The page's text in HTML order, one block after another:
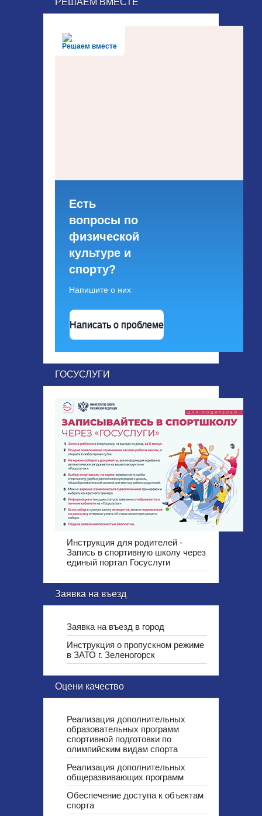
РЕШАЕМ ВМЕСТЕ
Решаем вместе
Есть
вопросы по
физической
культуре и
спорту?
Напишите о них
Написать о проблеме
ГОСУСЛУГИ
Инструкция для родителей -
Запись в спортивную школу через
единый портал Госуслуги
Заявка на въезд
Заявка на въезд в город
Инструкция о пропускном режиме
в ЗАТО г. Зеленогорск
Оцени качество
Реализация дополнительных
образовательных программ
спортивной подготовки по
олимпийским видам спорта
Реализация дополнительных
общеразвивающих программ
Обеспечение доступа к объектам
спорта